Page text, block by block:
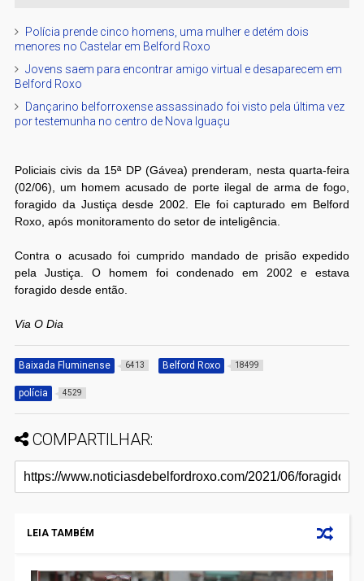
Polícia prende cinco homens, uma mulher e detém dois
menores no Castelar em Belford Roxo
Jovens saem para encontrar amigo virtual e desaparecem em
Belford Roxo
Dançarino belforroxense assassinado foi visto pela última vez
por testemunha no centro de Nova Iguaçu
Policiais civis da 15ª DP (Gávea) prenderam, nesta quarta-feira
(02/06), um homem acusado de porte ilegal de arma de fogo,
foragido da Justiça desde 2002. Ele foi capturado em Belford
Roxo, após monitoramento do setor de inteligência.
Contra o acusado foi cumprido mandado de prisão expedido
pela Justiça. O homem foi condenado em 2002 e estava
foragido desde então.
Via O Dia
Baixada Fluminense 6413 Belford Roxo 18499
polícia 4529
COMPARTILHAR:
LEIA TAMBÉM